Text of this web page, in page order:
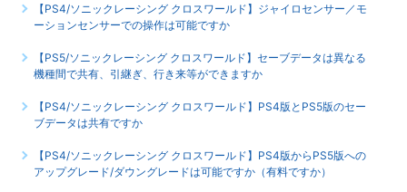
【PS4/ソニックレーシング クロスワールド】ジャイロセンサー／モ
ーションセンサーでの操作は可能ですか
【PS5/ソニックレーシング クロスワールド】セーブデータは異なる
機種間で共有、引継ぎ、行き来等ができますか
【PS4/ソニックレーシング クロスワールド】PS4版とPS5版のセー
ブデータは共有ですか
【PS4/ソニックレーシング クロスワールド】PS4版からPS5版への
アップグレード/ダウングレードは可能ですか（有料ですか）